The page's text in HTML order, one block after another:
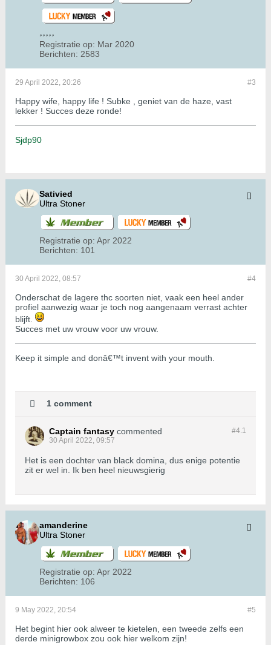
Registratie op: Mar 2020
Berichten: 2583
#3
29 April 2022, 20:26
Happy wife, happy life ! Subke , geniet van de haze, vast
lekker ! Succes deze ronde!
Sjdp90
Sativied
Ultra Stoner
Registratie op: Apr 2022
Berichten: 101
#4
30 April 2022, 08:57
Onderschat de lagere thc soorten niet, vaak een heel ander
profiel aanwezig waar je toch nog aangenaam verrast achter
blijft.
Succes met uw vrouw voor uw vrouw.
Keep it simple and donâ€™t invent with your mouth.
1 comment
#4.1
Captain fantasy commented
30 April 2022, 09:57
Het is een dochter van black domina, dus enige potentie
zit er wel in. Ik ben heel nieuwsgierig
amanderine
Ultra Stoner
Registratie op: Apr 2022
Berichten: 106
#5
9 May 2022, 20:54
Het begint hier ook alweer te kietelen, een tweede zelfs een
derde minigrowbox zou ook hier welkom zijn!